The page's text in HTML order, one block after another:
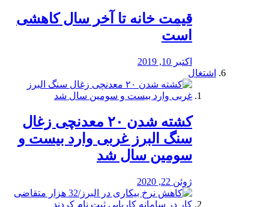
قیمت خانه تا آخر سال کاهشی
است
اکتبر 10, 2019
اشتغال
کشته شدن ۲۰ معدنچی زغال
سنگ البرز غربی وارد بیست و
سومین سال شد
ژوئن 22, 2020